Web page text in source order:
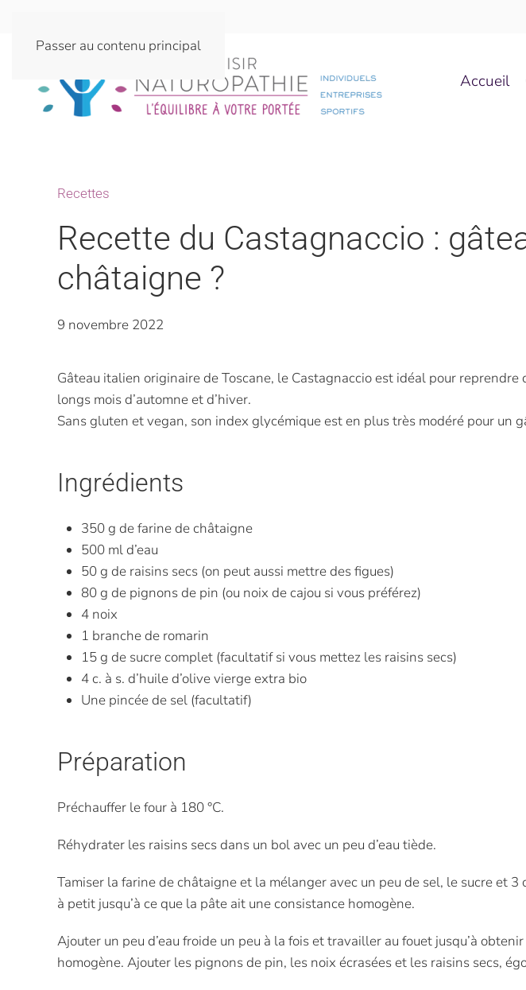
Passer au contenu principal
Accueil
Recettes
Recette du Castagnaccio :
châtaigne ?
9 novembre 2022
Gâteau italien originaire de Toscane, le Castagnaccio est idéal pour
longs mois d’automne et d’hiver.
Sans gluten et vegan, son index glycémique est en plus très modéré pour un
Ingrédients
350 g de farine de châtaigne
500 ml d’eau
50 g de raisins secs (on peut aussi mettre des figues)
80 g de pignons de pin (ou noix de cajou si vous préférez)
4 noix
1 branche de romarin
15 g de sucre complet (facultatif si vous mettez les raisins secs)
4 c. à s. d’huile d’olive vierge extra bio
Une pincée de sel (facultatif)
Préparation
Préchauffer le four à 180 °C.
Réhydrater les raisins secs dans un bol avec un peu d’eau tiède.
Tamiser la farine de châtaigne et la mélanger avec un peu de sel, le sucre et 3
à petit jusqu’à ce que la pâte ait une consistance homogène.
Ajouter un peu d’eau froide un peu à la fois et travailler au fouet jusqu’à
homogène. Ajouter les pignons de pin, les noix écrasées et les raisins secs,